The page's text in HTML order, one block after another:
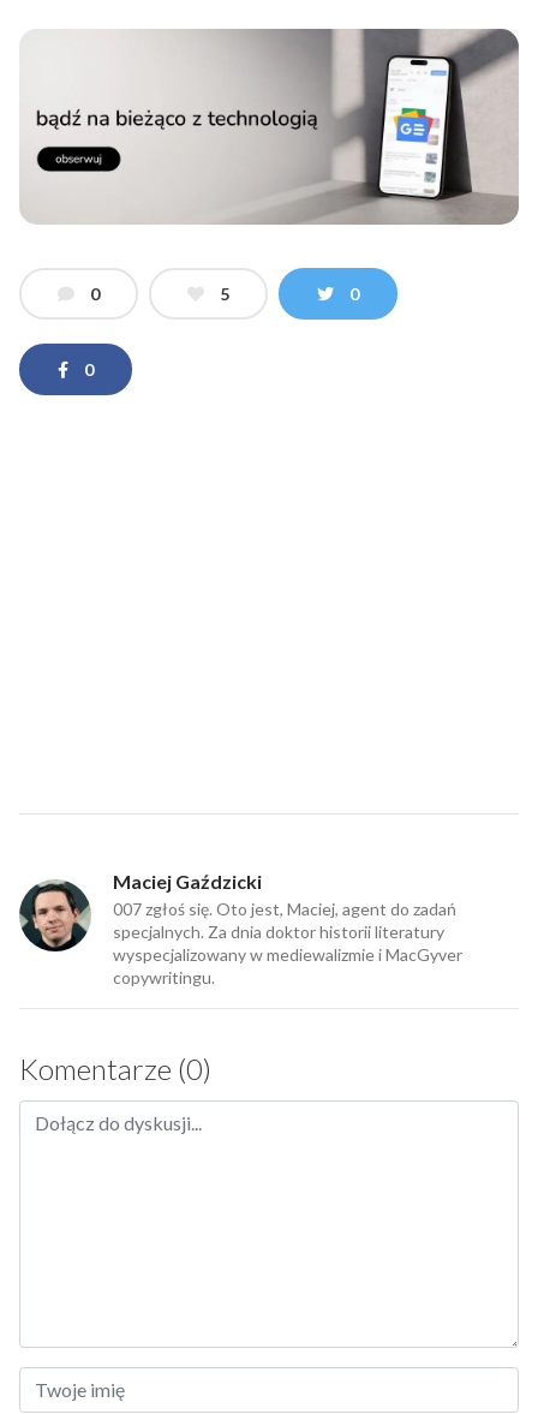
0 5 0
0
Maciej Gaździcki
007 zgłoś się. Oto jest, Maciej, agent do zadań
specjalnych. Za dnia doktor historii literatury
wyspecjalizowany w mediewalizmie i MacGyver
copywritingu.
Komentarze (0)